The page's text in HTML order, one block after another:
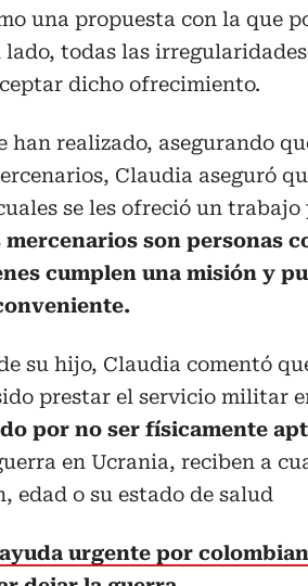
una propuesta con la que
todas las
dicho ofrecimiento.
han realizado, asegurando
Claudia aseguró
se les ofreció un trabajo
mercenarios son personas
cumplen una misión y
su hijo, Claudia comentó
prestar el servicio militar
por no ser físicamente
en Ucrania, reciben a
edad o su estado de salud
urgente por